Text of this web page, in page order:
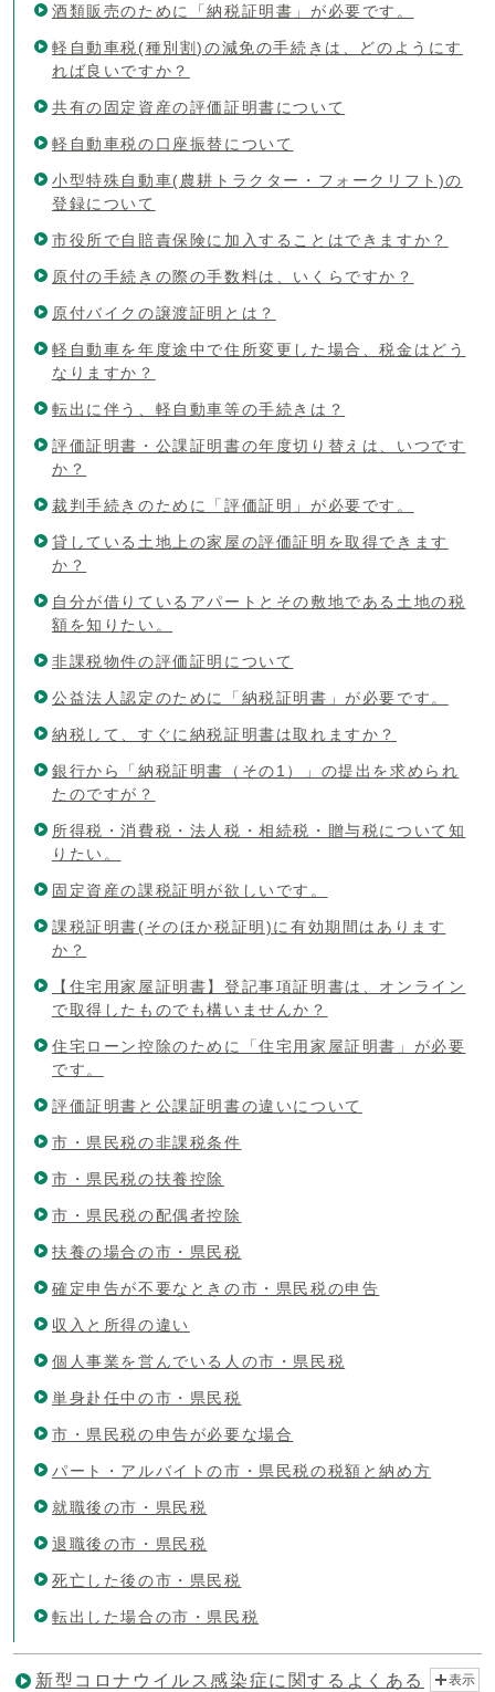
酒類販売のために「納税証明書」が必要です。
軽自動車税(種別割)の減免の手続きは、どのようにす
れば良いですか？
共有の固定資産の評価証明書について
軽自動車税の口座振替について
小型特殊自動車(農耕トラクター・フォークリフト)の
登録について
市役所で自賠責保険に加入することはできますか？
原付の手続きの際の手数料は、いくらですか？
原付バイクの譲渡証明とは？
軽自動車を年度途中で住所変更した場合、税金はどう
なりますか？
転出に伴う、軽自動車等の手続きは？
評価証明書・公課証明書の年度切り替えは、いつです
か？
裁判手続きのために「評価証明」が必要です。
貸している土地上の家屋の評価証明を取得できます
か？
自分が借りているアパートとその敷地である土地の税
額を知りたい。
非課税物件の評価証明について
公益法人認定のために「納税証明書」が必要です。
納税して、すぐに納税証明書は取れますか？
銀行から「納税証明書（その1）」の提出を求められ
たのですが？
所得税・消費税・法人税・相続税・贈与税について知
りたい。
固定資産の課税証明が欲しいです。
課税証明書(そのほか税証明)に有効期間はあります
か？
【住宅用家屋証明書】登記事項証明書は、オンライン
で取得したものでも構いませんか？
住宅ローン控除のために「住宅用家屋証明書」が必要
です。
評価証明書と公課証明書の違いについて
市・県民税の非課税条件
市・県民税の扶養控除
市・県民税の配偶者控除
扶養の場合の市・県民税
確定申告が不要なときの市・県民税の申告
収入と所得の違い
個人事業を営んでいる人の市・県民税
単身赴任中の市・県民税
市・県民税の申告が必要な場合
パート・アルバイトの市・県民税の税額と納め方
就職後の市・県民税
退職後の市・県民税
死亡した後の市・県民税
転出した場合の市・県民税
新型コロナウイルス感染症に関するよくある
表示